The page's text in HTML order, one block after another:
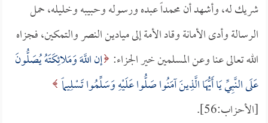
شريك له، وأشهد أن محمداً عبده ورسوله وحبيبه وخليله، حمل
الرسالة وأدى الأمانة وقاد الأمة إلى ميادين النصر والتمكين، فجزاه
الله تعالى عنا وعن المسلمين خير الجزاء: إن اللَّهَ وَمَلائِكَتَهُ يُصَلُّونَ
عَلَى النَّبِيِّ يَا أَيُّهَا الَّذِينَ آمَنُوا صَلُّوا عَلَيْهِ وَسَلِّمُوا تَسْلِيماً
[الأحزاب:56].